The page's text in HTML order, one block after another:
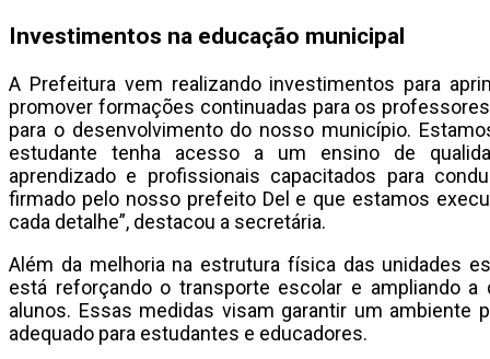
Investimentos na educação municipal
A Prefeitura vem realizando investimentos para
promover formações continuadas para os
para o desenvolvimento do nosso município.
estudante tenha acesso a um ensino de
aprendizado e profissionais capacitados para
firmado pelo nosso prefeito Del e que estamos
cada detalhe”, destacou a secretária.
Além da melhoria na estrutura física das unidades
está reforçando o transporte escolar e ampliando a
alunos. Essas medidas visam garantir um ambiente
adequado para estudantes e educadores.